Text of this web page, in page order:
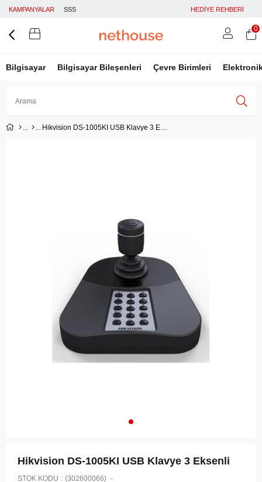
KAMPANYALAR SSS HEDİYE REHBERİ
Bilgisayar Bilgisayar Bileşenleri Çevre Birimleri
Facebook İle Bağlan
0
Hikvision DS-1005KI USB Klavye 3 Eksenli
Hikvision DS-1005KI USB Klavye 3 Eksenli
STOK KODU (302600066)